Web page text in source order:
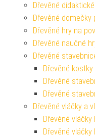
Dřevěné
Dřevěné domečky
Dřevěné hry na
Dřevěné naučné
Dřevěné
Dřevěné kostky
Dřevěné
Dřevěné
Dřevěné vláčky a
Dřevěné vláčky
Dřevěné vláčky